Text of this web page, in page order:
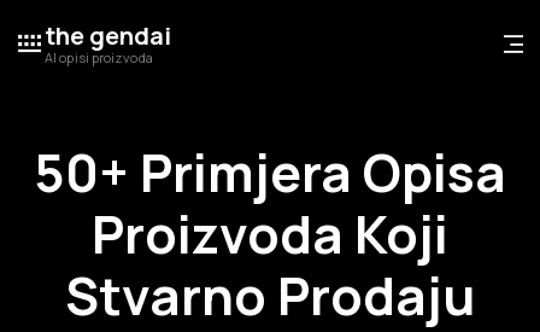
the gendai
AI opisi proizvoda
50+ Primjera Opisa
Proizvoda Koji
Stvarno Prodaju